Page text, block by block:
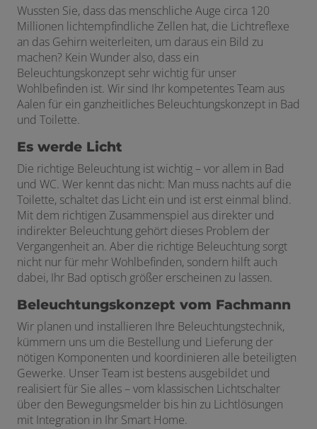
Wussten Sie, dass das menschliche Auge circa 120
Millionen lichtempfindliche Zellen hat, die Lichtreflexe
an das Gehirn weiterleiten, um daraus ein Bild zu
machen? Kein Wunder also, dass ein
Beleuchtungskonzept sehr wichtig für unser
Wohlbefinden ist. Wir sind Ihr kompetentes Team aus
Aalen für ein ganzheitliches Beleuchtungskonzept in Bad
und Toilette.
Es werde Licht
Die richtige Beleuchtung ist wichtig – vor allem in Bad
und WC. Wer kennt das nicht: Man muss nachts auf die
Toilette, schaltet das Licht ein und ist erst einmal blind.
Mit dem richtigen Zusammenspiel aus direkter und
indirekter Beleuchtung gehört dieses Problem der
Vergangenheit an. Aber die richtige Beleuchtung sorgt
nicht nur für mehr Wohlbefinden, sondern hilft auch
dabei, Ihr Bad optisch größer erscheinen zu lassen.
Beleuchtungskonzept vom Fachmann
Wir planen und installieren Ihre Beleuchtungstechnik,
kümmern uns um die Bestellung und Lieferung der
nötigen Komponenten und koordinieren alle beteiligten
Gewerke. Unser Team ist bestens ausgebildet und
realisiert für Sie alles – vom klassischen Lichtschalter
über den Bewegungsmelder bis hin zu Lichtlösungen
mit Integration in Ihr Smart Home.